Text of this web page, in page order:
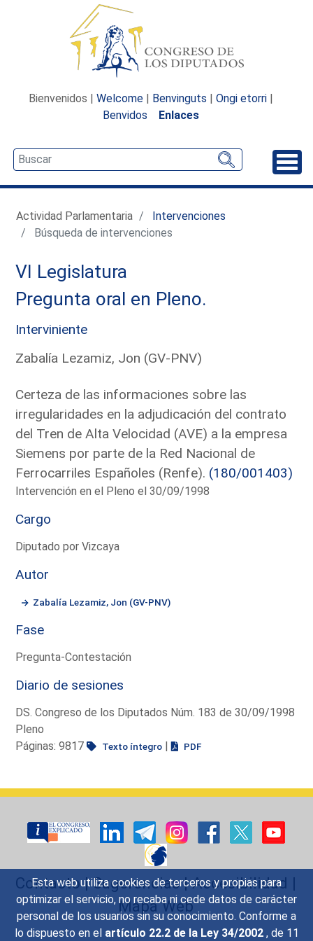
Esta web utiliza cookies de terceros y propias para
optimizar el servicio, no recaba ni cede datos de carácter
personal de los usuarios sin su conocimiento. Conforme a
lo dispuesto en el artículo 22.2 de la Ley 34/2002 , de 11
Bienvenidos | Welcome | Benvinguts | Ongi etorri |
Benvidos
Enlaces
Actividad Parlamentaria
Intervenciones
Búsqueda de intervenciones
VI Legislatura
Pregunta oral en Pleno.
Interviniente
Zabalía Lezamiz, Jon (GV-PNV)
Certeza de las informaciones sobre las
irregularidades en la adjudicación del contrato
del Tren de Alta Velocidad (AVE) a la empresa
Siemens por parte de la Red Nacional de
Ferrocarriles Españoles (Renfe). (180/001403)
Intervención en el Pleno el 30/09/1998
Cargo
Diputado por Vizcaya
Autor
Zabalía Lezamiz, Jon (GV-PNV)
Fase
Pregunta-Contestación
Diario de sesiones
DS. Congreso de los Diputados Núm. 183 de 30/09/1998
Pleno
Páginas: 9817
Texto íntegro | PDF
Contacto|Sugerencias|Accesibilidad |
Mapa Web